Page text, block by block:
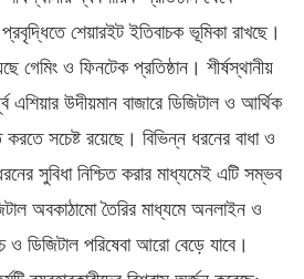
শেয়ারইট ইতিবাচক ভূমিকা রাখছে।
গেমিং ও ফিনটেক প্রতিষ্ঠান। শীর্ষস্থানীয়
এশিয়ার উদীয়মান বাজারে ডিজিটাল ও আর্থিক
সচেষ্ট রয়েছে। বিভিন্ন ধরনের বাধা ও
সুবিধা নিশ্চিত করার মাধ্যমেই এটি সম্ভব
অবকাঠামো তৈরির মাধ্যমে অনলাইন ও
ও ডিজিটাল পরিষেবা আরো বেড়ে যাবে।